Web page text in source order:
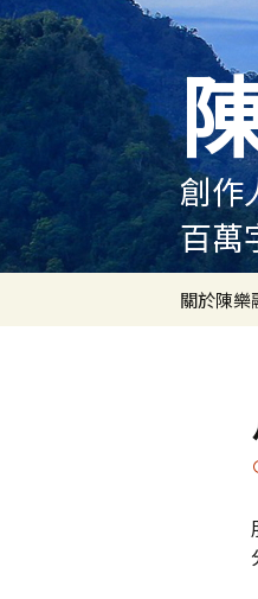
跳
至
主
容
創作
百萬
關於陳樂
陳樂融
作品演